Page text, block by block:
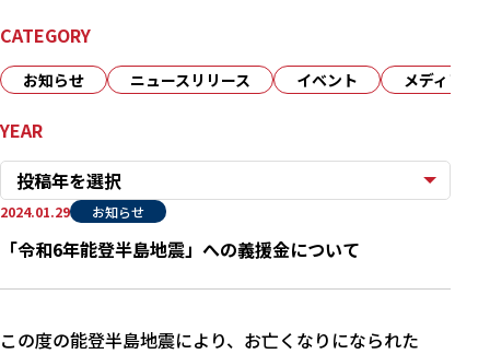
CATEGORY
お知らせ ニュースリリース イベント メディア
YEAR
投稿年を選択
「令和6年能登半島地震」への義援金について
2024.01.29 お知らせ
この度の能登半島地震により、お亡くなりになられた